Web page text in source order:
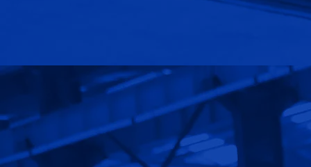
پوشش سقف سوله
سوله سازی
پوشش بدنه سوله
شناخت انواع سوله